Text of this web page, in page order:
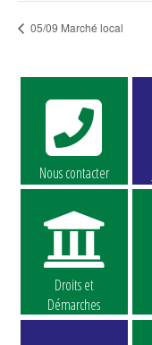
05/09 Marché local
Nous contacter
Droits et
Démarches